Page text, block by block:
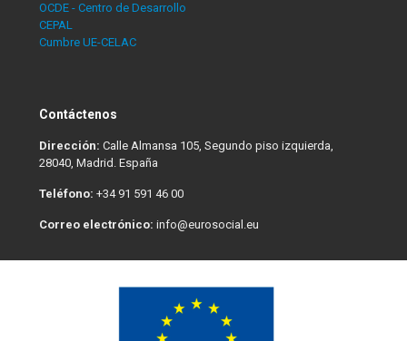
OCDE - Centro de Desarrollo
CEPAL
Cumbre UE-CELAC
Contáctenos
Dirección: Calle Almansa 105, Segundo piso izquierda,
28040, Madrid. España
Teléfono: +34 91 591 46 00
Correo electrónico: info@eurosocial.eu